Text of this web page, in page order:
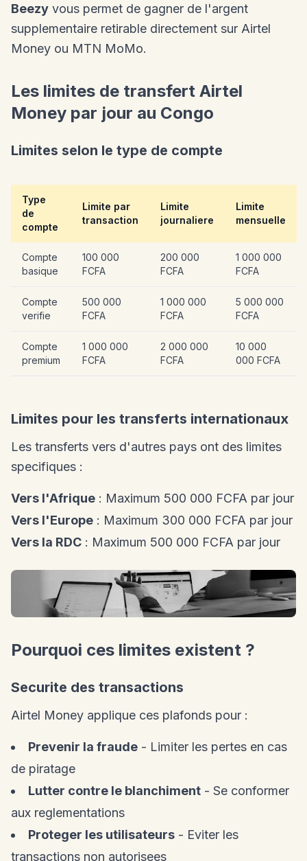
Beezy vous permet de gagner de l'argent
supplementaire retirable directement sur Airtel
Money ou MTN MoMo.
Les limites de transfert Airtel
Money par jour au Congo
Limites selon le type de compte
Type
de
compte
Limite par
transaction
Limite
journaliere
Limite
mensuelle
Compte
basique
100 000
FCFA
200 000
FCFA
1 000 000
FCFA
Compte
verifie
500 000
FCFA
1 000 000
FCFA
5 000 000
FCFA
Compte
premium
1 000 000
FCFA
2 000 000
FCFA
10 000
000 FCFA
Limites pour les transferts internationaux
Les transferts vers d'autres pays ont des limites
specifiques :
Vers l'Afrique : Maximum 500 000 FCFA par jour
Vers l'Europe : Maximum 300 000 FCFA par jour
Vers la RDC : Maximum 500 000 FCFA par jour
Pourquoi ces limites existent ?
Securite des transactions
Airtel Money applique ces plafonds pour :
Prevenir la fraude - Limiter les pertes en cas
de piratage
Lutter contre le blanchiment - Se conformer
aux reglementations
Proteger les utilisateurs - Eviter les
transactions non autorisees